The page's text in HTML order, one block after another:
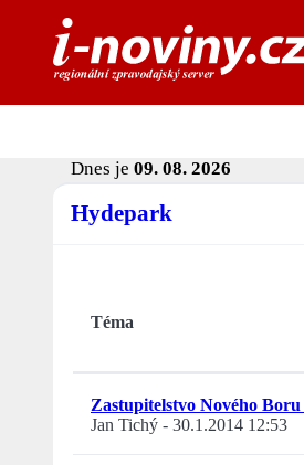
Dnes je 09. 08. 2026
Hydepark
Téma
Zastupitelstvo Nového Boru
Jan Tichý - 30.1.2014 12:53